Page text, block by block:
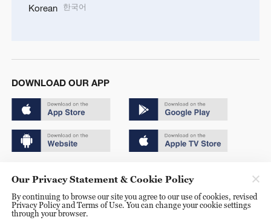
Korean 한국어
DOWNLOAD OUR APP
京ICP备20000184号
京公网安备 11010502050052号
Our Privacy Statement & Cookie Policy
By continuing to browse our site you agree to our use of cookies, revised
Privacy Policy and Terms of Use. You can change your cookie settings
through your browser.